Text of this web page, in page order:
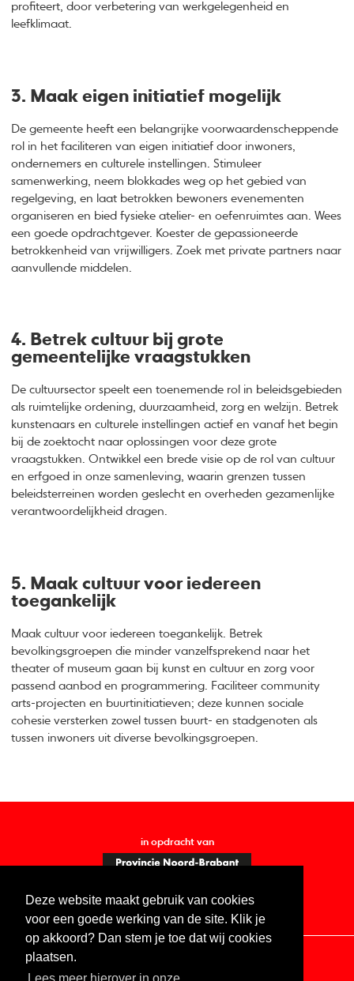
Deze website maakt gebruik van cookies
voor een goede werking van de site. Klik je
op akkoord? Dan stem je toe dat wij cookies
plaatsen.
profiteert, door verbetering van werkgelegenheid en
leefklimaat.
3. Maak eigen initiatief mogelijk
De gemeente heeft een belangrijke voorwaardenscheppende
rol in het faciliteren van eigen initiatief door inwoners,
ondernemers en culturele instellingen. Stimuleer
samenwerking, neem blokkades weg op het gebied van
regelgeving, en laat betrokken bewoners evenementen
organiseren en bied fysieke atelier- en oefenruimtes aan. Wees
een goede opdrachtgever. Koester de gepassioneerde
betrokkenheid van vrijwilligers. Zoek met private partners naar
aanvullende middelen.
4. Betrek cultuur bij grote
gemeentelijke vraagstukken
De cultuursector speelt een toenemende rol in beleidsgebieden
als ruimtelijke ordening, duurzaamheid, zorg en welzijn. Betrek
kunstenaars en culturele instellingen actief en vanaf het begin
bij de zoektocht naar oplossingen voor deze grote
vraagstukken. Ontwikkel een brede visie op de rol van cultuur
en erfgoed in onze samenleving, waarin grenzen tussen
beleidsterreinen worden geslecht en overheden gezamenlijke
verantwoordelijkheid dragen.
5. Maak cultuur voor iedereen
toegankelijk
Maak cultuur voor iedereen toegankelijk. Betrek
bevolkingsgroepen die minder vanzelfsprekend naar het
theater of museum gaan bij kunst en cultuur en zorg voor
passend aanbod en programmering. Faciliteer community
arts-projecten en buurtinitiatieven; deze kunnen sociale
cohesie versterken zowel tussen buurt- en stadgenoten als
tussen inwoners uit diverse bevolkingsgroepen.
in opdracht van